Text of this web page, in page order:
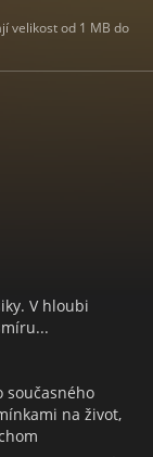
velikost od 1 MB do
V hloubi
současného
na život,